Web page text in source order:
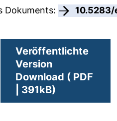
Dokuments:
10.5283/
Veröffentlichte
Version
Download ( PDF
| 391kB)